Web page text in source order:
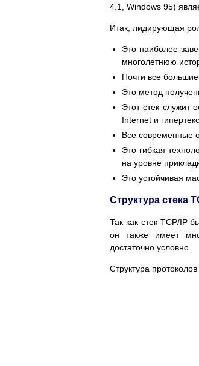
4.1, Windows 95)
Итак, лидирующая
Это наиболее
многолетнюю
Почти все
Это метод
Этот стек служит
Internet и
Все современные
Это гибкая
на уровне
Это устойчивая
Структура стека
Так как стек TCP/IP
он также имеет
достаточно условно.
Структура